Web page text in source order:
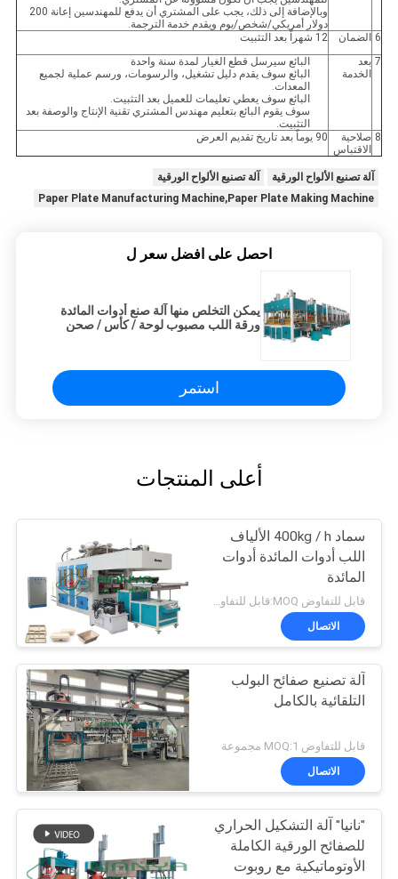
وبالإضافة إلى ذلك، يجب على المشتري أن يدفع للمهندسين إعانة 200
دولار أمريكي/شخص/يوم ويقدم خدمة الترجمة.
6 الضمان
12 شهراً بعد التثبيت
7 بعد
الخدمة
البائع سيرسل قطع الغيار لمدة سنة واحدة
البائع سوف يقدم دليل تشغيل، والرسومات، ورسم عملية لجميع
المعدات.
البائع سوف يعطي تعليمات للعميل بعد التثبيت.
سوف يقوم البائع بتعليم مهندس المشتري تقنية الإنتاج والوصفة بعد
التثبيت.
8 صلاحية
الاقتباس
90 يوماً بعد تاريخ تقديم العرض
آلة تصنيع الألواح الورقية
آلة تصنيع الألواح الورقية
Paper Plate Manufacturing Machine,Paper Plate Making Machine
احصل على افضل سعر ل
يمكن التخلص منها آلة صنع أدوات المائدة
ورقة اللب مصبوب لوحة / كأس / صحن
استمر
أعلى المنتجات
سماد 400kg / h الألياف
اللب أدوات المائدة أدوات
المائدة
قابل للتفاوض MOQ:قابل للتفاوض
الاتصال
آلة تصنيع صفائح البولب
التلقائية بالكامل
قابل للتفاوض MOQ:1 مجموعة
الاتصال
"نانيا" آلة التشكيل الحراري
للصفائح الورقية الكاملة
الأوتوماتيكية مع روبوت